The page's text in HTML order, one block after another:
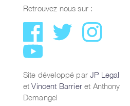
Retrouvez nous sur :
Site développé parJP Legal
etVincent Barrieret Anthony
Demangel